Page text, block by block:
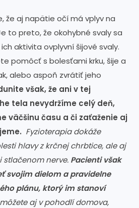
že aj napätie očí má vplyv na
to preto, že okohybné svaly sa
aktivita ovplyvní šijové svaly.
pomôcť s bolesťami krku, šije a
alebo aspoň zvrátiť jeho
však, že ani v tej
tela nevydržíme celý deň,
väčšinu času a či zaťaženie aj
Fyzioterapia dokáže
hlavy z krčnej chrbtice, ale aj
nerve. Pacienti však
svojim dielom a pravidelne
plánu, ktorý im stanoví
aj v pohodlí domova,